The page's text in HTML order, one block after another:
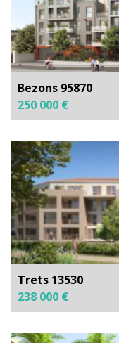
Bezons 95870
250 000 €
Trets 13530
238 000 €